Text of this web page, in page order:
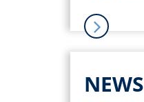
NEWS